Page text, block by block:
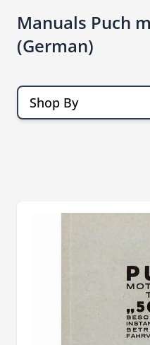
Manuals Puch
(German)
Shop By